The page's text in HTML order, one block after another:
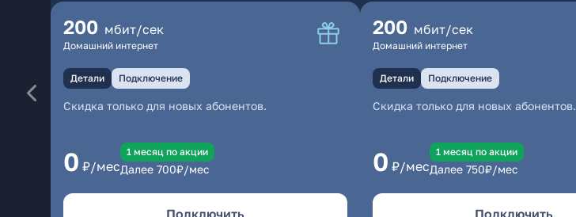
200 мбит/сек
Домашний интернет
Детали Подключение
Скидка только для новых абонентов.
0 ₽/мес
1 месяц по акции
Далее 700₽/мес
Подключить
200 мбит/сек
Домашний интернет
Детали Подключение
Скидка только для новых абонентов.
0 ₽/мес
1 месяц по акции
Далее 750₽/мес
Подключить